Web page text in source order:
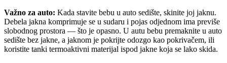
Važno za auto: Kada stavite bebu u auto sedište, skinite joj jaknu.
Debela jakna komprimuje se u sudaru i pojas odjednom ima previše
slobodnog prostora — što je opasno. U autu bebu premaknite u auto
sedište bez jakne, a jaknom je pokrijte odozgo kao pokrivačem, ili
koristite tanki termoaktivni materijal ispod jakne koja se lako skida.